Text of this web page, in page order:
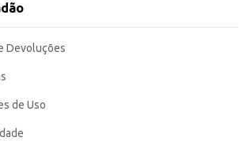
Sua embalagem de 1,8kg garante um bom
Devoluções
de Uso